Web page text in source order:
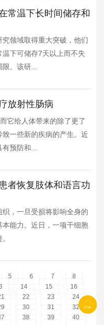
常温下长时间储存和
领域取得重大突破，他们
下可储存7天以上而不失
。该研...
放射性肠病
它给人体带来的除了更了
一些新的疾病的产生。近
预防和...
者恢复肢体和语言功
，一旦受损将影响全身的
能力。近日，一项干细胞
5 6 7
8
14 15
16
22 23
24
30 31
32
38 39
40